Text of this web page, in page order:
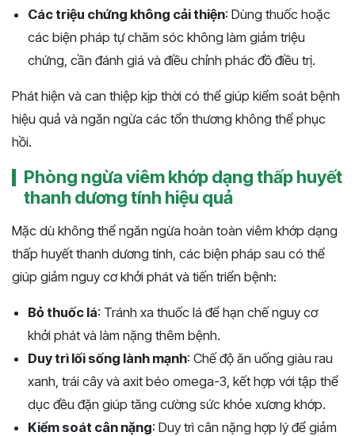
Các triệu chứng không cải thiện: Dùng thuốc hoặc
các biện pháp tự chăm sóc không làm giảm triệu
chứng, cần đánh giá và điều chỉnh phác đồ điều trị.
Phát hiện và can thiệp kịp thời có thể giúp kiểm soát bệnh
hiệu quả và ngăn ngừa các tổn thương không thể phục
hồi.
Phòng ngừa viêm khớp dạng thấp huyết
thanh dương tính hiệu quả
Mặc dù không thể ngăn ngừa hoàn toàn viêm khớp dạng
thấp huyết thanh dương tính, các biện pháp sau có thể
giúp giảm nguy cơ khởi phát và tiến triển bệnh:
Bỏ thuốc lá: Tránh xa thuốc lá để hạn chế nguy cơ
khởi phát và làm nặng thêm bệnh.
Duy trì lối sống lành mạnh: Chế độ ăn uống giàu rau
xanh, trái cây và axit béo omega-3, kết hợp với tập thể
dục đều đặn giúp tăng cường sức khỏe xương khớp.
Kiểm soát cân nặng: Duy trì cân nặng hợp lý để giảm